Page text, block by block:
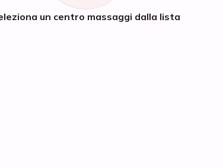
un centro massaggi dalla lista